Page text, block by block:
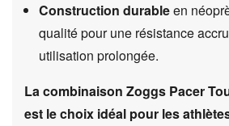
Construction durableen
qualité pour une résistance
utilisation prolongée.
La combinaison Zoggs Pacer
est le choix idéal pour les